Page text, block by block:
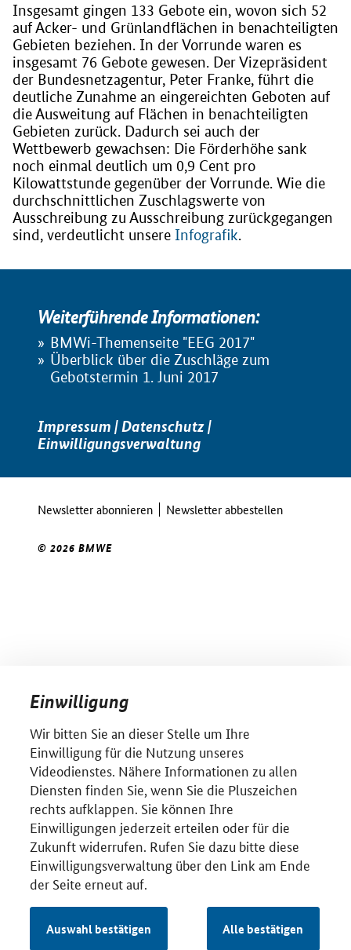
Insgesamt gingen 133 Gebote ein, wovon sich 52
auf Acker- und Grünlandflächen in benachteiligten
Gebieten beziehen. In der Vorrunde waren es
insgesamt 76 Gebote gewesen. Der Vizepräsident
der Bundesnetzagentur, Peter Franke, führt die
deutliche Zunahme an eingereichten Geboten auf
die Ausweitung auf Flächen in benachteiligten
Gebieten zurück. Dadurch sei auch der
Wettbewerb gewachsen: Die Förderhöhe sank
noch einmal deutlich um 0,9 Cent pro
Kilowattstunde gegenüber der Vorrunde. Wie die
durchschnittlichen Zuschlagswerte von
Ausschreibung zu Ausschreibung zurückgegangen
sind, verdeutlicht unsere Infografik.
Weiterführende Informationen:
BMWi-Themenseite "EEG 2017"
Überblick über die Zuschläge zum
Gebotstermin 1. Juni 2017
Impressum |Datenschutz|
Einwilligungsverwaltung
Newsletter abonnieren Newsletter abbestellen
© 2026 BMWE
Einwilligung
Wir bitten Sie an dieser Stelle um Ihre
Einwilligung für die Nutzung unseres
Videodienstes. Nähere Informationen zu allen
Diensten finden Sie, wenn Sie die Pluszeichen
rechts aufklappen. Sie können Ihre
Einwilligungen jederzeit erteilen oder für die
Zukunft widerrufen. Rufen Sie dazu bitte diese
Einwilligungsverwaltung über den Link am Ende
der Seite erneut auf.
Auswahl bestätigen Alle bestätigen